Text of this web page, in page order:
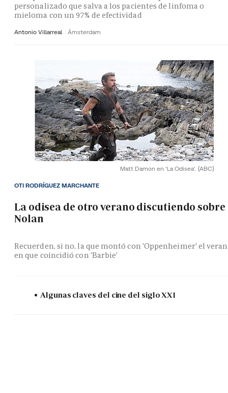
personalizado que salva a los pacientes de linfoma o
mieloma con un 97% de efectividad
Antonio Villarreal Ámsterdam
Matt Damon en 'La Odisea'. (ABC)
La odisea de otro verano discutiendo sobre
Nolan
Recuerden, si no, la que montó con 'Oppenheimer' el
en que coincidió con 'Barbie'
OTI RODRÍGUEZ MARCHANTE
Algunas claves del cine del siglo XXI